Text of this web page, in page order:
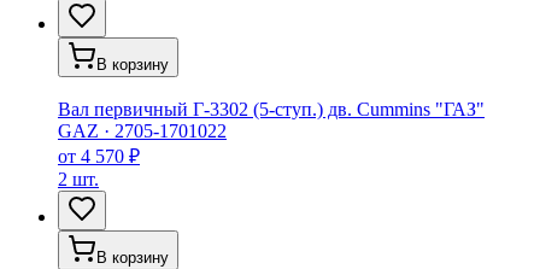
В корзину
Вал первичный Г-3302 (5-ступ.) дв. Cummins "ГАЗ"
GAZ · 2705-1701022
от 4 570 ₽
2 шт.
В корзину